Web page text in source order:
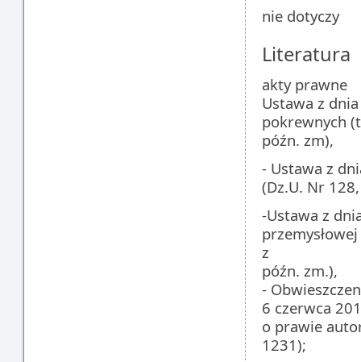
nie dotyczy
Literatura
akty prawne
Ustawa z
pokrewnych
późn. zm),
- Ustawa z
(Dz.U. Nr
-Ustawa z
z
późn. zm.),
-
6 czerwca
o prawie
1231);